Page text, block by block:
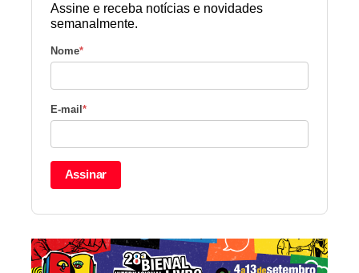
Assine e receba notícias e novidades
semanalmente.
Nome*
E-mail*
Assinar